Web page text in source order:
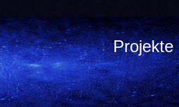
Projekte